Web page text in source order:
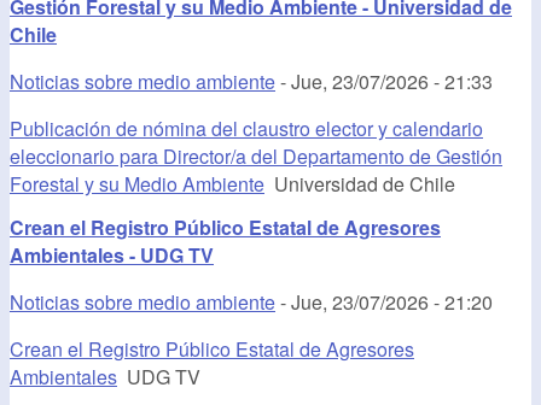
Gestión Forestal y su Medio Ambiente - Universidad de
Chile
Noticias sobre medio ambiente-Jue, 23/07/2026 - 21:33
Publicación de nómina del claustro elector y calendario
eleccionario para Director/a del Departamento de Gestión
Forestal y su Medio Ambiente Universidad de Chile
Crean el Registro Público Estatal de Agresores
Ambientales - UDG TV
Noticias sobre medio ambiente-Jue, 23/07/2026 - 21:20
Crean el Registro Público Estatal de Agresores
Ambientales UDG TV